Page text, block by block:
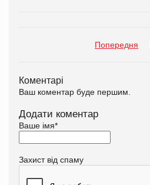
Попередня
Коментарі
Ваш коментар буде першим.
Додати коментар
Ваше імя*
Захист від спаму